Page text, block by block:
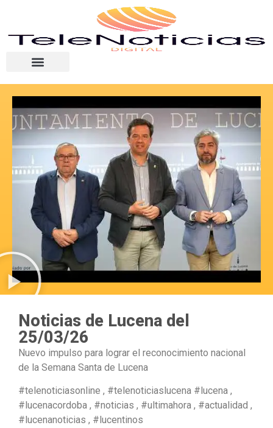
Noticias de Lucena del
25/03/26
Nuevo impulso para lograr el reconocimiento nacional
de la Semana Santa de Lucena
#telenoticiasonline , #telenoticiaslucena #lucena ,
#lucenacordoba , #noticias , #ultimahora , #actualidad ,
#lucenanoticias , #lucentinos